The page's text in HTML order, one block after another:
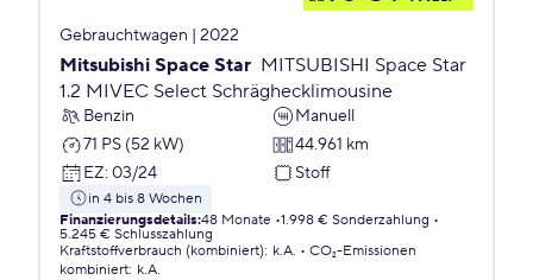
Gebrauchtwagen | 2022
Mitsubishi Space Star MITSUBISHI Space Star
1.2 MIVEC Select Schräghecklimousine
Benzin
Manuell
71 PS (52 kW)
44.961 km
EZ: 03/24 Stoff
in 4 bis 8 Wochen
Finanzierungsdetails:48 Monate 1.998 € Sonderzahlung
5.245 € Schlusszahlung
Kraftstoffverbrauch (kombiniert): k.A.
CO₂-Emissionen
kombiniert: k.A.